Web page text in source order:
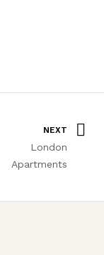
NEXT
London
Apartments